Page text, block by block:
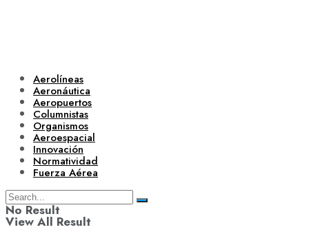
Aerolíneas
Aeronáutica
Aeropuertos
Columnistas
Organismos
Aeroespacial
Innovación
Normatividad
Fuerza Aérea
No Result
View All Result